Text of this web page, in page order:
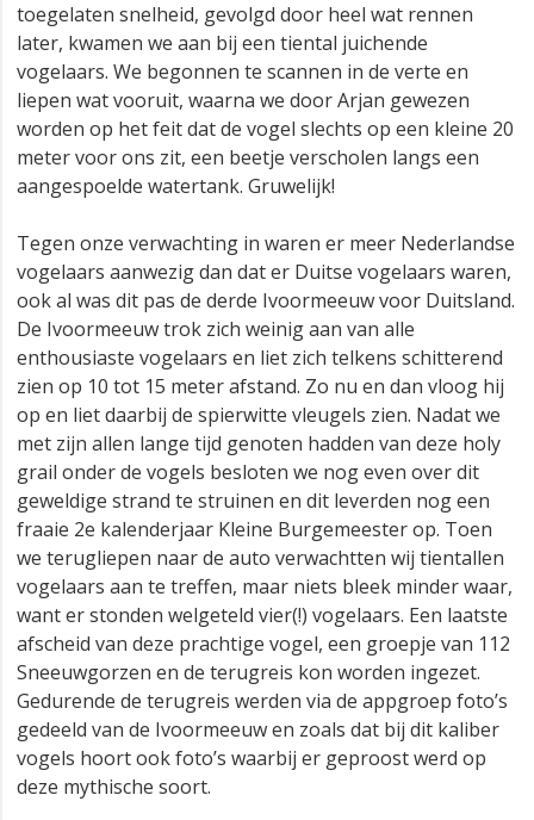
toegelaten snelheid, gevolgd door heel wat rennen
later, kwamen we aan bij een tiental juichende
vogelaars. We begonnen te scannen in de verte en
liepen wat vooruit, waarna we door Arjan gewezen
worden op het feit dat de vogel slechts op een kleine 20
meter voor ons zit, een beetje verscholen langs een
aangespoelde watertank. Gruwelijk!
Tegen onze verwachting in waren er meer Nederlandse
vogelaars aanwezig dan dat er Duitse vogelaars waren,
ook al was dit pas de derde Ivoormeeuw voor Duitsland.
De Ivoormeeuw trok zich weinig aan van alle
enthousiaste vogelaars en liet zich telkens schitterend
zien op 10 tot 15 meter afstand. Zo nu en dan vloog hij
op en liet daarbij de spierwitte vleugels zien. Nadat we
met zijn allen lange tijd genoten hadden van deze holy
grail onder de vogels besloten we nog even over dit
geweldige strand te struinen en dit leverden nog een
fraaie 2e kalenderjaar Kleine Burgemeester op. Toen
we terugliepen naar de auto verwachtten wij tientallen
vogelaars aan te treffen, maar niets bleek minder waar,
want er stonden welgeteld vier(!) vogelaars. Een laatste
afscheid van deze prachtige vogel, een groepje van 112
Sneeuwgorzen en de terugreis kon worden ingezet.
Gedurende de terugreis werden via de appgroep foto’s
gedeeld van de Ivoormeeuw en zoals dat bij dit kaliber
vogels hoort ook foto’s waarbij er geproost werd op
deze mythische soort.